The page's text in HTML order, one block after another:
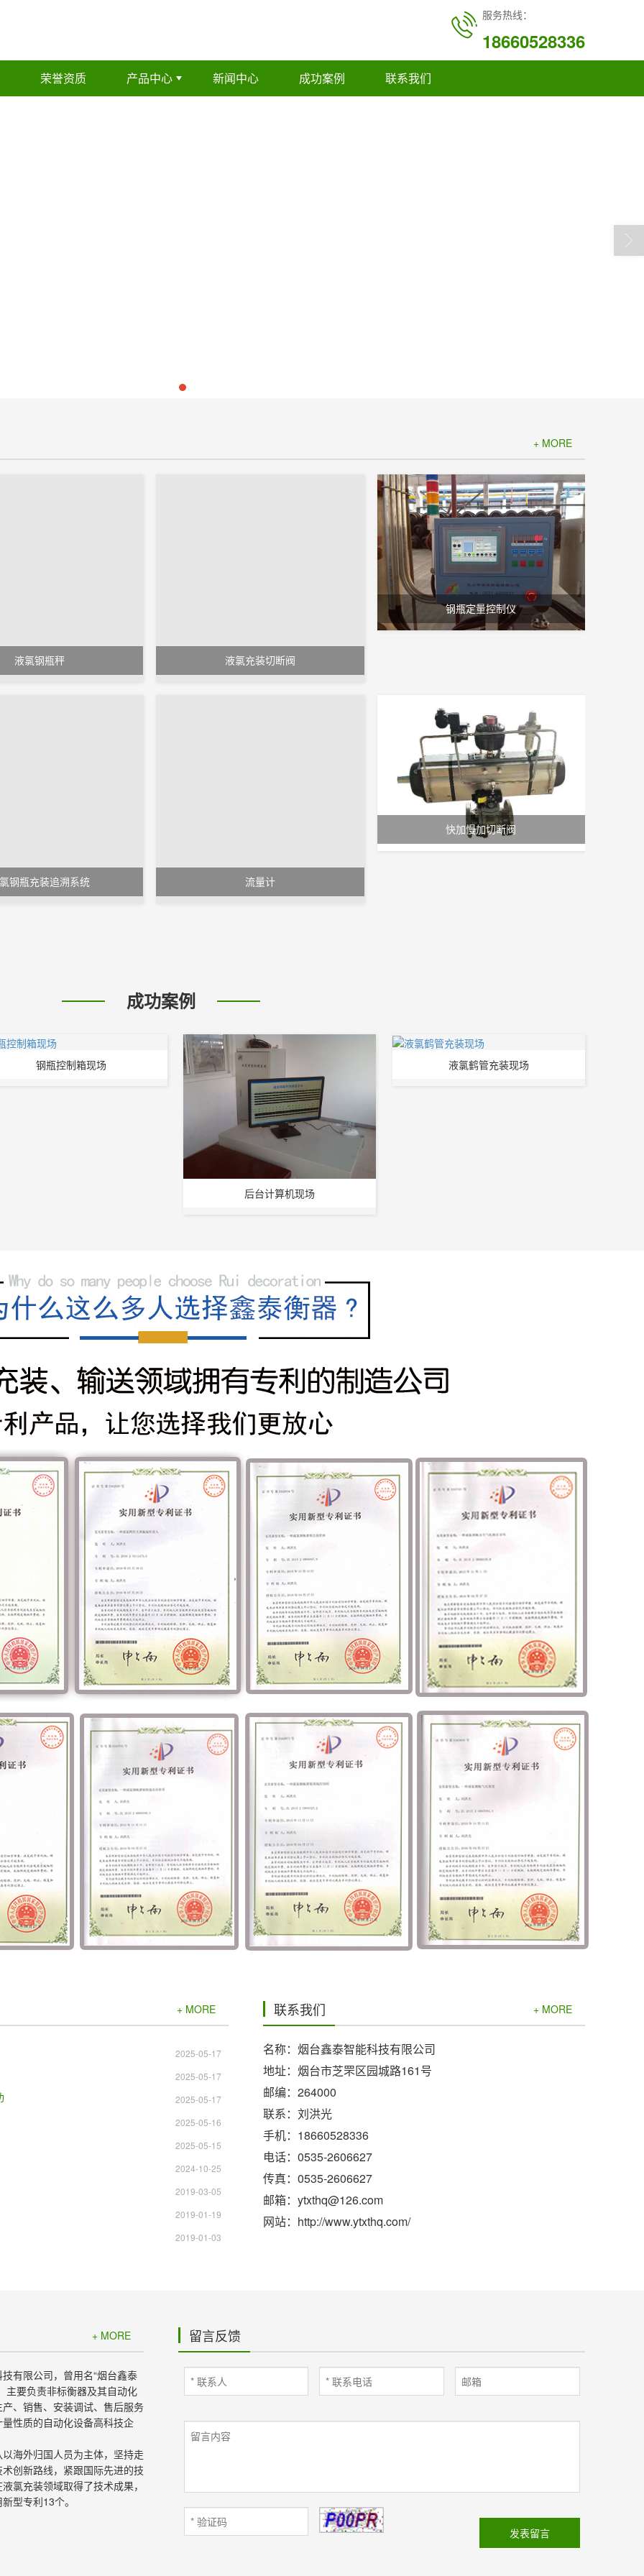
服务热线：
18660528336
荣誉资质 产品中心 新闻中心 成功案例 联系我们
+ MORE
液氯钢瓶秤 液氯充装切断阀
钢瓶定量控制仪
钢瓶充装追溯系统 流量计
快加慢加切断阀
成功案例
钢瓶控制箱现场
后台计算机现场
液氯鹤管充装现场
+ MORE
2025-05-17
2025-05-17
2025-05-17
2025-05-16
2025-05-15
2024-10-25
2019-03-05
2019-01-19
2019-01-03
联系我们 + MORE
名称：烟台鑫泰智能科技有限公司
地址：烟台市芝罘区园城路161号
邮编：264000
联系：刘洪光
手机：18660528336
电话：0535-2606627
传真：0535-2606627
邮箱：ytxthq@126.com
网站：http://www.ytxthq.com/
+ MORE
有限公司，曾用名“烟台鑫泰
主要负责非标衡器及其自动化
、销售、安装调试、售后服务
性质的自动化设备高科技企
海外归国人员为主体，坚持走
创新路线，紧跟国际先进的技
氯充装领域取得了技术成果，
型专利13个。
留言反馈